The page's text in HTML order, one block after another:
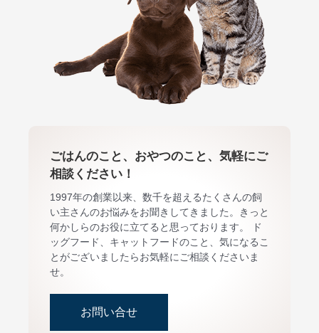
ごはんのこと、おやつのこと、気軽にご
相談ください！
1997年の創業以来、数千を超えるたくさんの飼
い主さんのお悩みをお聞きしてきました。きっと
何かしらのお役に立てると思っております。 ド
ッグフード、キャットフードのこと、気になるこ
とがございましたらお気軽にご相談くださいま
せ。
お問い合せ